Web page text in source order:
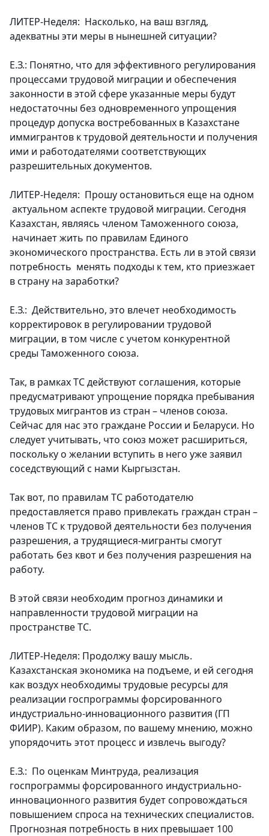
ЛИТЕР-Неделя: Насколько, на ваш взгляд,
адекватны эти меры в нынешней ситуации?
Е.З.: Понятно, что для эффективного регулирования
процессами трудовой миграции и обеспечения
законности в этой сфере указанные меры будут
недостаточны без одновременного упрощения
процедур допуска востребованных в Казахстане
иммигрантов к трудовой деятельности и получения
ими и работодателями соответствующих
разрешительных документов.
ЛИТЕР-Неделя: Прошу остановиться еще на одном
актуальном аспекте трудовой миграции. Сегодня
Казахстан, являясь членом Таможенного союза,
начинает жить по правилам Единого
экономического пространства. Есть ли в этой связи
потребность менять подходы к тем, кто приезжает
в страну на заработки?
Е.З.: Действительно, это влечет необходимость
корректировок в регулировании трудовой
миграции, в том числе с учетом конкурентной
среды Таможенного союза.
Так, в рамках ТС действуют соглашения, которые
предусматривают упрощение порядка пребывания
трудовых мигрантов из стран – членов союза.
Сейчас для нас это граждане России и Беларуси. Но
следует учитывать, что союз может расшириться,
поскольку о желании вступить в него уже заявил
соседствующий с нами Кыргызстан.
Так вот, по правилам ТС работодателю
предоставляется право привлекать граждан стран –
членов ТС к трудовой деятельности без получения
разрешения, а трудящиеся-мигранты смогут
работать без квот и без получения разрешения на
работу.
В этой связи необходим прогноз динамики и
направленности трудовой миграции на
пространстве ТС.
ЛИТЕР-Неделя: Продолжу вашу мысль.
Казахстанская экономика на подъеме, и ей сегодня
как воздух необходимы трудовые ресурсы для
реализации госпрограммы форсированного
индустриально-инновационного развития (ГП
ФИИР). Каким образом, по вашему мнению, можно
упорядочить этот процесс и извлечь выгоду?
Е.З.: По оценкам Минтруда, реализация
госпрограммы форсированного индустриально-
инновационного развития будет сопровождаться
повышением спроса на технических специалистов.
Прогнозная потребность в них превышает 100